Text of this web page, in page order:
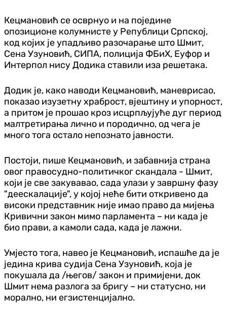
Кецмановић се осврнуо и на поједине
опозиционе колумнисте у Републици Српској,
код којих је упадљиво разочарање што Шмит,
Сена Узуновић, СИПА, полиција ФБиХ, Еуфор и
Интерпол нису Додика ставили иза решетака.
Додик је, како наводи Кецмановић, маневрисао,
показао изузетну храброст, вјештину и упорност,
а притом је прошао кроз исцрпљујуће дуг период
малтретирања лично и породично, од чега је
много тога остало непознато јавности.
Постоји, пише Кецмановић, и забавнија страна
овог правосудно-политичког скандала - Шмит,
који је све закувавао, сада улази у завршну фазу
"деескалације", у којој неће бити откривено да
високи представник није имао право да мијења
Кривични закон мимо парламента – ни када је
био прави, а камоли сада, када је лажни.
Умјесто тога, навео је Кецмановић, испашће да је
једина крива судија Сена Узуновић, која је
покушала да /његов/ закон и примијени, док
Шмит нема разлога за бригу – ни статусно, ни
морално, ни егзистенцијално.